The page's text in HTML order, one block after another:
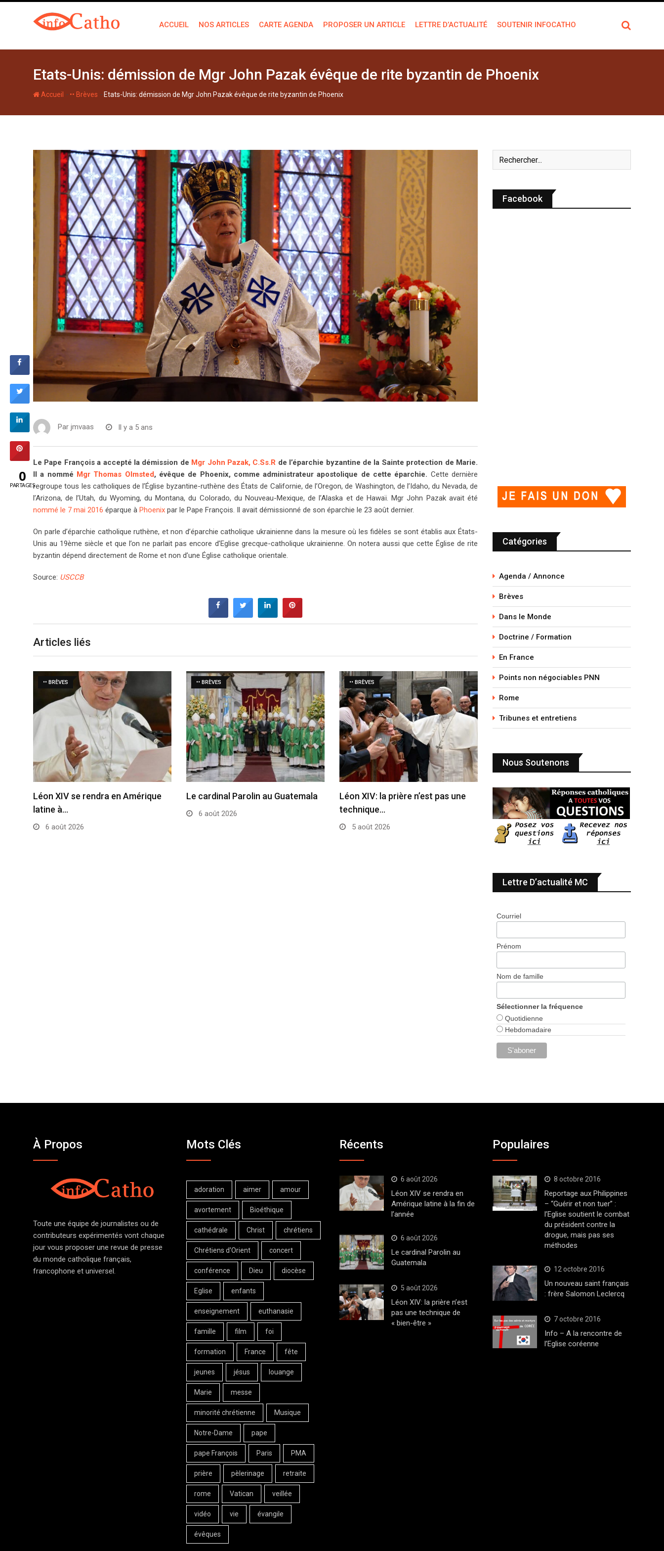
ACCUEIL NOS ARTICLES CARTE AGENDA PROPOSER UN ARTICLE LETTRE D’ACTUALITÉ SOUTENIR INFOCATHO
Etats-Unis: démission de Mgr John Pazak évêque de rite byzantin de Phoenix
Accueil - •• Brèves - Etats-Unis: démission de Mgr John Pazak évêque de rite byzantin de Phoenix
Par jmvaas Il y a 5 ans
Le Pape François a accepté la démission de Mgr John Pazak, C.Ss.R de l’éparchie byzantine de la Sainte protection de Marie.
Il a nommé Mgr Thomas Olmsted, évêque de Phoenix, comme administrateur apostolique de cette éparchie. Cette dernière
regroupe tous les catholiques de l’Église byzantine-ruthène des États de Californie, de l’Oregon, de Washington, de l’Idaho, du Nevada, de
l’Arizona, de l’Utah, du Wyoming, du Montana, du Colorado, du Nouveau-Mexique, de l’Alaska et de Hawaï. Mgr John Pazak avait été
nommé le 7 mai 2016 éparque à Phoenix par le Pape François. Il avait démissionné de son éparchie le 23 août dernier.
On parle d’éparchie catholique ruthène, et non d’éparchie catholique ukrainienne dans la mesure où les fidèles se sont établis aux États-
Unis au 19ème siècle et que l’on ne parlait pas encore d’Eglise grecque-catholique ukrainienne. On notera aussi que cette Église de rite
byzantin dépend directement de Rome et non d’une Église catholique orientale.
Source: USCCB
Articles liés
•• BRÈVES
Léon XIV se rendra en Amérique
latine à…
6 août 2026
•• BRÈVES
Le cardinal Parolin au Guatemala
6 août 2026
•• BRÈVES
Léon XIV: la prière n’est pas une
technique…
5 août 2026
Facebook
Catégories
Agenda / Annonce
Brèves
Dans le Monde
Doctrine / Formation
En France
Points non négociables PNN
Rome
Tribunes et entretiens
Nous Soutenons
Lettre D’actualité MC
Courriel
Prénom
Nom de famille
Sélectionner la fréquence
Quotidienne
Hebdomadaire
À Propos
Toute une équipe de journalistes ou de
contributeurs expérimentés vont chaque
jour vous proposer une revue de presse
du monde catholique français,
francophone et universel.
Mots Clés
adoration aimer amour
avortement Bioéthique
cathédrale Christ chrétiens
Chrétiens d'Orient concert
conférence Dieu diocèse
Eglise enfants
enseignement euthanasie
famille film foi
formation France fête
jeunes jésus louange
Marie messe
minorité chrétienne Musique
Notre-Dame pape
pape François Paris PMA
prière pèlerinage retraite
rome Vatican veillée
vidéo vie évangile
évêques
Récents
6 août 2026
Léon XIV se rendra en
Amérique latine à la fin de
l’année
6 août 2026
Le cardinal Parolin au
Guatemala
5 août 2026
Léon XIV: la prière n’est
pas une technique de
« bien-être »
Populaires
8 octobre 2016
Reportage aux Philippines
– “Guérir et non tuer” :
l’Eglise soutient le combat
du président contre la
drogue, mais pas ses
méthodes
12 octobre 2016
Un nouveau saint français
: frère Salomon Leclercq
7 octobre 2016
Info – A la rencontre de
l’Eglise coréenne
0
PARTAGES